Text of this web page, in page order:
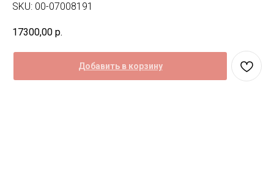
SKU: 00-07008191
17300,00 р.
Добавить в корзину